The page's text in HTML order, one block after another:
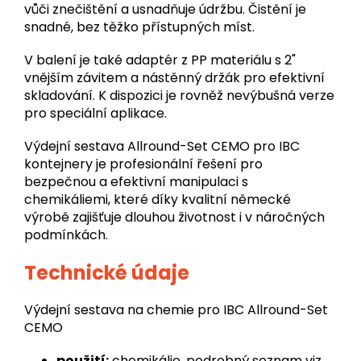
vůči znečištění a usnadňuje údržbu. Čistění je
snadné, bez těžko přístupných míst.
V balení je také adaptér z PP materiálu s 2"
vnějším závitem a nástěnný držák pro efektivní
skladování. K dispozici je rovněž nevýbušná verze
pro speciální aplikace.
Výdejní sestava Allround-Set CEMO pro IBC
kontejnery je profesionální řešení pro
bezpečnou a efektivní manipulaci s
chemikáliemi, které díky kvalitní německé
výrobě zajišťuje dlouhou životnost i v náročných
podmínkách.
Technické údaje
Výdejní sestava na chemie pro IBC Allround-Set
CEMO